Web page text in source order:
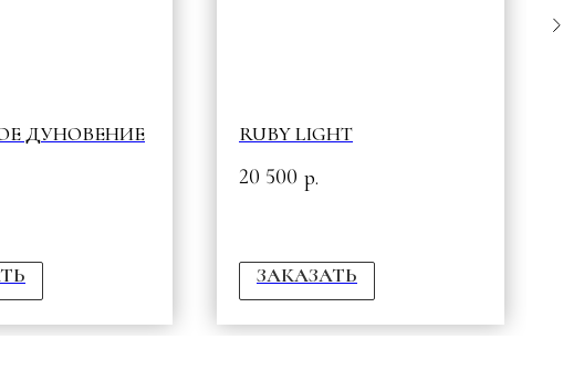
ДУНОВЕНИЕ RUBY LIGHT
20 500 р.
ЗАКАЗАТЬ